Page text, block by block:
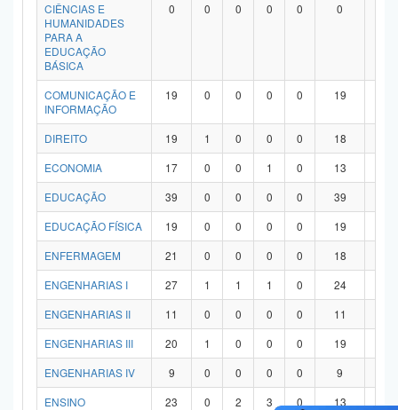
CIÊNCIAS E
HUMANIDADES
PARA A
EDUCAÇÃO
BÁSICA
0 0 0 0 0 0
COMUNICAÇÃO E
INFORMAÇÃO
19 0 0 0 0 19
DIREITO 19 1 0 0 0 18
ECONOMIA
17 0 0 1 0 13
EDUCAÇÃO
39 0 0 0 0 39
EDUCAÇÃO FÍSICA
19 0 0 0 0 19
ENFERMAGEM
21 0 0 0 0 18
ENGENHARIAS I
27 1 1 1 0 24
ENGENHARIAS II
11 0 0 0 0 11
ENGENHARIAS III
20 1 0 0 0 19
ENGENHARIAS IV
9 0 0 0 0 9
ENSINO
23 0 2 3 0 13